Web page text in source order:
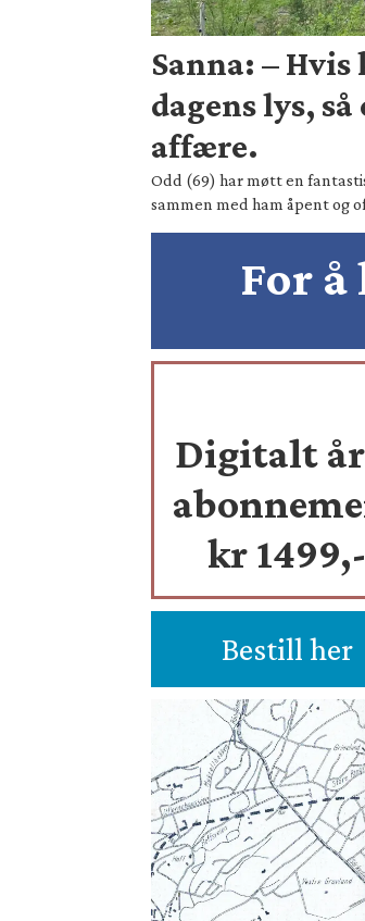
Sanna: –
dagens lys,
affære.
Odd (69) har møtt en
sammen med ham åpent og
For
Digitalt
kr 1499,-
Bestill her